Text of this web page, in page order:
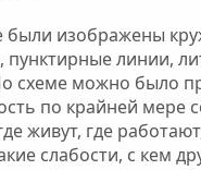
были изображены
пунктирные линии,
схеме можно было
по крайней мере
живут, где
слабости, с кем